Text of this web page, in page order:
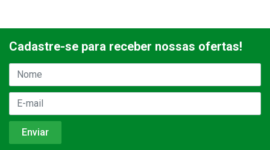
Cadastre-se para receber nossas ofertas!